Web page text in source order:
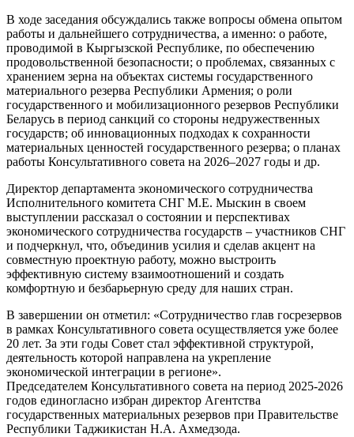
В ходе заседания обсуждались также вопросы обмена опытом
работы и дальнейшего сотрудничества, а именно: о работе,
проводимой в Кыргызской Республике, по обеспечению
продовольственной безопасности; о проблемах, связанных с
хранением зерна на объектах системы государственного
материального резерва Республики Армения; о роли
государственного и мобилизационного резервов Республики
Беларусь в период санкций со стороны недружественных
государств; об инновационных подходах к сохранности
материальных ценностей государственного резерва; о планах
работы Консультативного совета на 2026–2027 годы и др.
Директор департамента экономического сотрудничества
Исполнительного комитета СНГ М.Е. Мыскин в своем
выступлении рассказал о состоянии и перспективах
экономического сотрудничества государств – участников СНГ
и подчеркнул, что, объединив усилия и сделав акцент на
совместную проектную работу, можно выстроить
эффективную систему взаимоотношений и создать
комфортную и безбарьерную среду для наших стран.
В завершении он отметил: «Сотрудничество глав госрезервов
в рамках Консультативного совета осуществляется уже более
20 лет. За эти годы Совет стал эффективной структурой,
деятельность которой направлена на укрепление
экономической интеграции в регионе».
Председателем Консультативного совета на период 2025-2026
годов единогласно избран директор Агентства
государственных материальных резервов при Правительстве
Республики Таджикистан Н.А. Ахмедзода.